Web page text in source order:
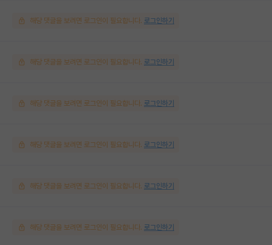
해당 댓글을 보려면 로그인이 필요합니다. 로그인하기
해당 댓글을 보려면 로그인이 필요합니다. 로그인하기
해당 댓글을 보려면 로그인이 필요합니다. 로그인하기
해당 댓글을 보려면 로그인이 필요합니다. 로그인하기
해당 댓글을 보려면 로그인이 필요합니다. 로그인하기
해당 댓글을 보려면 로그인이 필요합니다. 로그인하기